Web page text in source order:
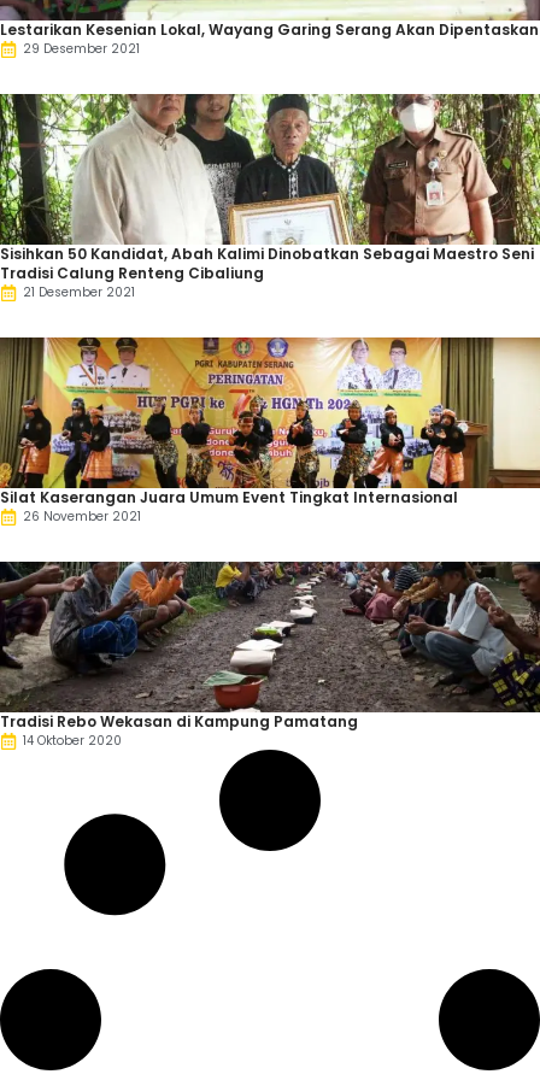
Lestarikan Kesenian Lokal, Wayang Garing Serang Akan Dipentaskan
29 Desember 2021
Sisihkan 50 Kandidat, Abah Kalimi Dinobatkan Sebagai Maestro Seni
Tradisi Calung Renteng Cibaliung
21 Desember 2021
Silat Kaserangan Juara Umum Event Tingkat Internasional
26 November 2021
Tradisi Rebo Wekasan di Kampung Pamatang
14 Oktober 2020